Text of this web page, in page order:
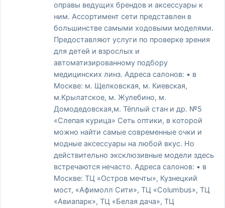
оправы ведущих брендов и аксессуары к
ним. Ассортимент сети представлен в
большинстве самыми ходовыми моделями.
Предоставляют услуги по проверке зрения
для детей и взрослых и
автоматизированному подбору
медицинских линз. Адреса салонов: • в
Москве: м. Щелковская, м. Киевская,
м.Крылатское, м. Жулебино, м.
Домодедовская,м. Тёплый стан и др. №5
«Слепая курица» Сеть оптики, в которой
можно найти самые современные очки и
модные аксессуары на любой вкус. Но
действительно эксклюзивные модели здесь
встречаются нечасто. Адреса салонов: • в
Москве: ТЦ «Остров мечты», Кузнецкий
мост, «Афимолл Сити», ТЦ «Columbus», ТЦ
«Авиапарк», ТЦ «Белая дача», ТЦ